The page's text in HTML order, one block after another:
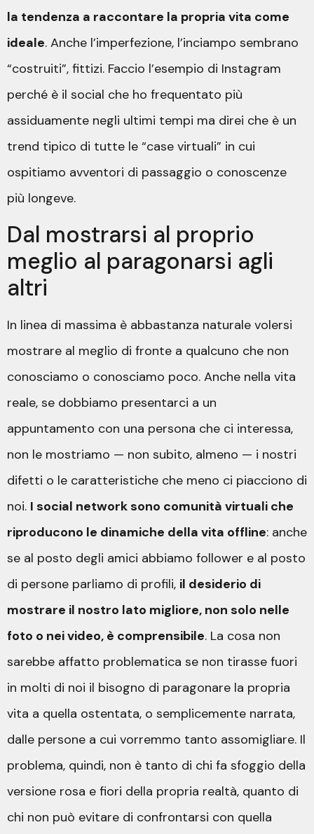
la tendenza a raccontare la propria vita come
ideale. Anche l’imperfezione, l’inciampo sembrano
“costruiti”, fittizi. Faccio l’esempio di Instagram
perché è il social che ho frequentato più
assiduamente negli ultimi tempi ma direi che è un
trend tipico di tutte le “case virtuali” in cui
ospitiamo avventori di passaggio o conoscenze
più longeve.
Dal mostrarsi al proprio
meglio al paragonarsi agli
altri
In linea di massima è abbastanza naturale volersi
mostrare al meglio di fronte a qualcuno che non
conosciamo o conosciamo poco. Anche nella vita
reale, se dobbiamo presentarci a un
appuntamento con una persona che ci interessa,
non le mostriamo — non subito, almeno — i nostri
difetti o le caratteristiche che meno ci piacciono di
noi. I social network sono comunità virtuali che
riproducono le dinamiche della vita offline: anche
se al posto degli amici abbiamo follower e al posto
di persone parliamo di profili, il desiderio di
mostrare il nostro lato migliore, non solo nelle
foto o nei video, è comprensibile. La cosa non
sarebbe affatto problematica se non tirasse fuori
in molti di noi il bisogno di paragonare la propria
vita a quella ostentata, o semplicemente narrata,
dalle persone a cui vorremmo tanto assomigliare. Il
problema, quindi, non è tanto di chi fa sfoggio della
versione rosa e fiori della propria realtà, quanto di
chi non può evitare di confrontarsi con quella